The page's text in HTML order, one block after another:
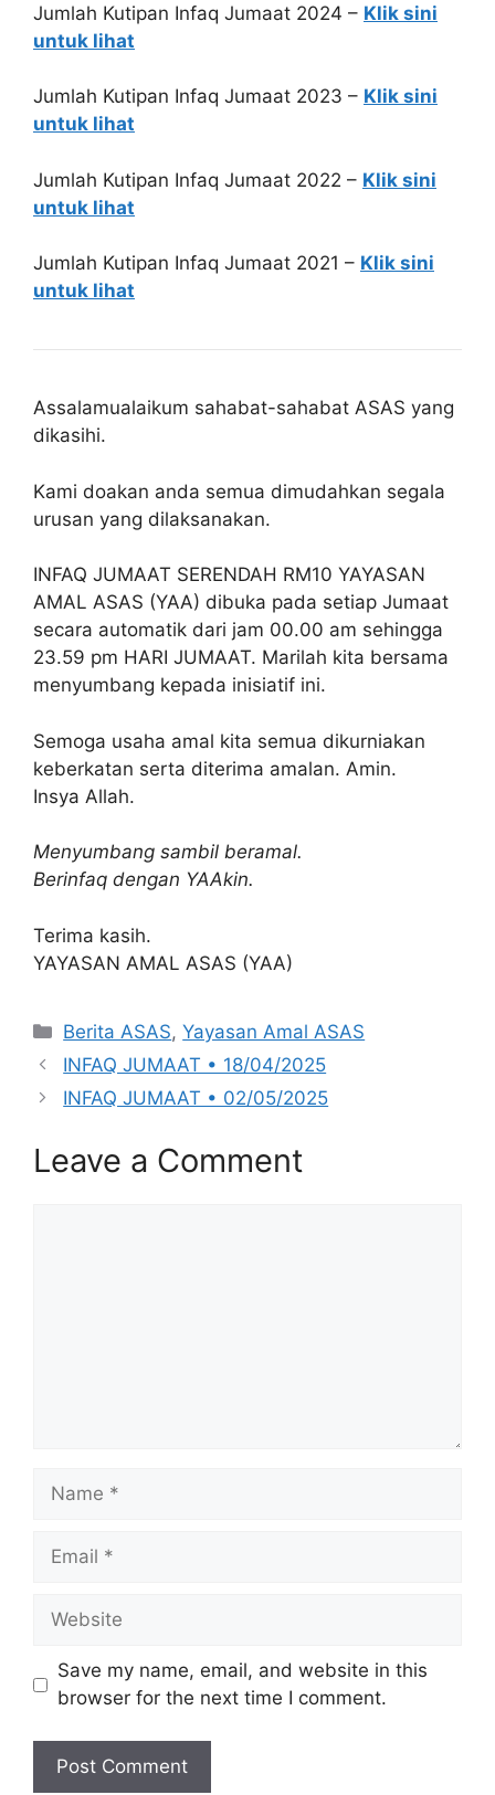
Jumlah Kutipan Infaq Jumaat 2024 – Klik sini
untuk lihat
Jumlah Kutipan Infaq Jumaat 2023 – Klik sini
untuk lihat
Jumlah Kutipan Infaq Jumaat 2022 – Klik sini
untuk lihat
Jumlah Kutipan Infaq Jumaat 2021 – Klik sini
untuk lihat
Assalamualaikum sahabat-sahabat ASAS yang
dikasihi.
Kami doakan anda semua dimudahkan segala
urusan yang dilaksanakan.
INFAQ JUMAAT SERENDAH RM10 YAYASAN
AMAL ASAS (YAA) dibuka pada setiap Jumaat
secara automatik dari jam 00.00 am sehingga
23.59 pm HARI JUMAAT. Marilah kita bersama
menyumbang kepada inisiatif ini.
Semoga usaha amal kita semua dikurniakan
keberkatan serta diterima amalan. Amin.
Insya Allah.
Menyumbang sambil beramal.
Berinfaq dengan YAAkin.
Terima kasih.
YAYASAN AMAL ASAS (YAA)
Categories
Berita ASAS,Yayasan Amal ASAS
INFAQ JUMAAT • 18/04/2025
INFAQ JUMAAT • 02/05/2025
Leave a Comment
Name
Email
Website
Save my name, email, and website in this
browser for the next time I comment.